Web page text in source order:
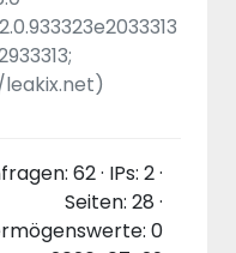
62 · IPs: 2 ·
Seiten: 28 ·
0